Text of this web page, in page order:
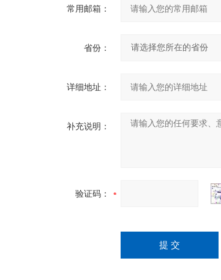
常用邮箱：
省份：
详细地址：
补充说明：
验证码：